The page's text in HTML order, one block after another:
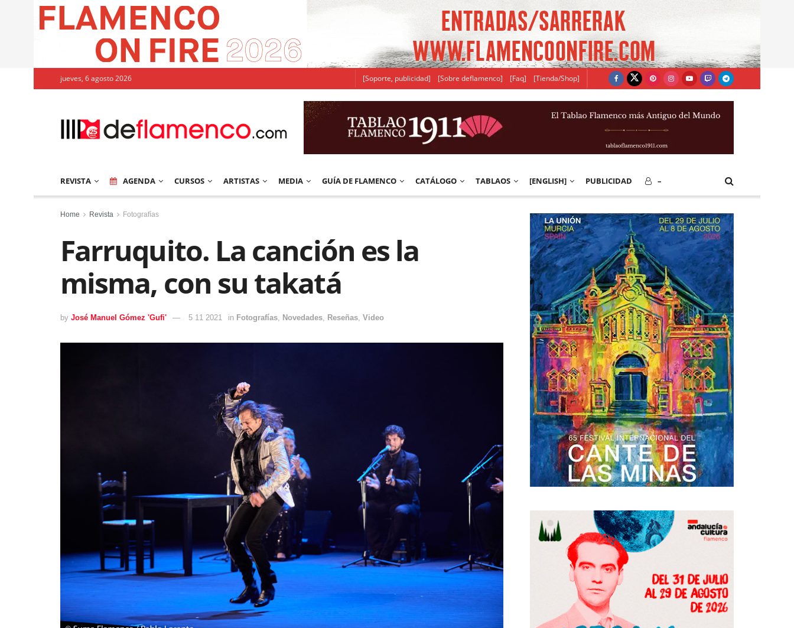
jueves, 6 agosto 2026 [Soporte, publicidad] [Sobre deflamenco] [Faq] [Tienda/Shop]
REVISTA AGENDA CURSOS ARTISTAS MEDIA GUÍA DE FLAMENCO CATÁLOGO TABLAOS [ENGLISH] PUBLICIDAD –
Home Revista Fotografías
Farruquito. La canción es la
misma, con su takatá
by José Manuel Gómez 'Gufi' 5 11 2021 in Fotografías, Novedades, Reseñas, Video